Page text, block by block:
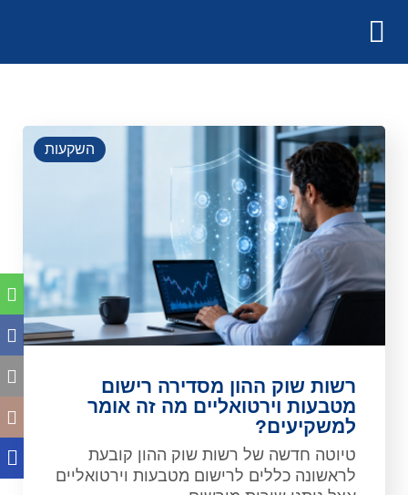
השקעות
רשות שוק ההון מסדירה רישום
מטבעות וירטואליים מה זה אומר
למשקיעים?
טיוטה חדשה של רשות שוק ההון קובעת
לראשונה כללים לרישום מטבעות וירטואליים